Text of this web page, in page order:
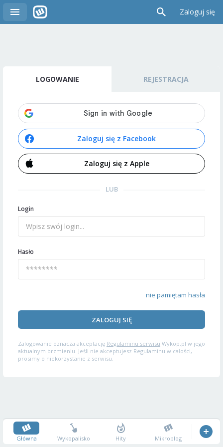
Zaloguj się
LOGOWANIE REJESTRACJA
Zaloguj się z Facebook
Zaloguj się z Apple
LUB
Login
Hasło
nie pamiętam hasła
ZALOGUJ SIĘ
Zalogowanie oznacza akceptację Regulaminu serwisu Wykop.pl w jego
aktualnym brzmieniu. Jeśli nie akceptujesz Regulaminu w całości,
prosimy o niekorzystanie z serwisu.
Główna Wykopalisko Hity Mikroblog